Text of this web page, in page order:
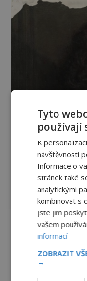
Tyto
používají
K
návštěvnosti
Informace o
stránek také
analytickými
kombinovat s
jste jim
vašem
informací
ZOBRAZIT
→